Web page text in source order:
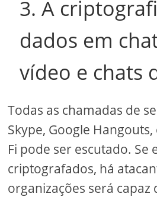
3. A
dados em
vídeo e chats
Todas as chamadas de
Skype, Google
Fi pode ser escutado. Se
criptografados, há
organizações será capaz